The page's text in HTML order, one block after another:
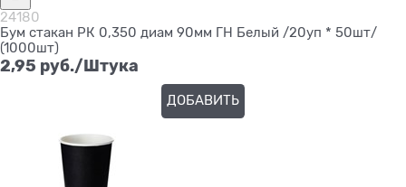
24180
Бум стакан РК 0,350 диам 90мм ГН Белый /20уп * 50шт/
(1000шт)
2,95 руб./Штука
ДОБАВИТЬ